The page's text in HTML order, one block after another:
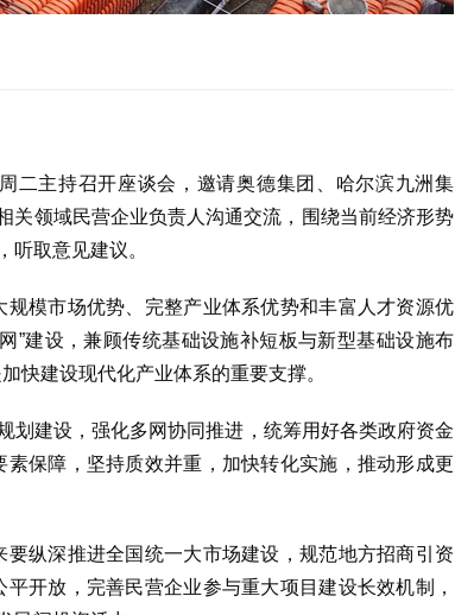
二主持召开座谈会，邀请奥德集团、哈尔滨九洲集
关领域民营企业负责人沟通交流，围绕当前经济形势
听取意见建议。
模市场优势、完整产业体系优势和丰富人才资源优
”建设，兼顾传统基础设施补短板与新型基础设施布
快建设现代化产业体系的重要支撑。
划建设，强化多网协同推进，统筹用好各类政府资金
保障，坚持质效并重，加快转化实施，推动形成更
纵深推进全国统一大市场建设，规范地方招商引资
开放，完善民营企业参与重大项目建设长效机制，